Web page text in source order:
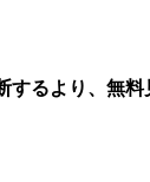
るより、無